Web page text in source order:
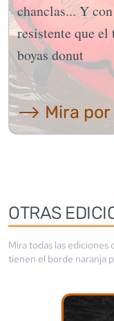
chanclas... Y
resistente que
boyas donut
⟶ Mira por
OTRAS
Mira todas las ediciones
tienen el borde naranja